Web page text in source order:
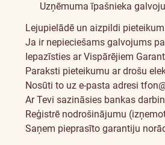
Uzņēmuma īpašnieka
Lejupielādē un aizpildi
Ja ir nepieciešams galvojums
Iepazīsties arVispārējiem
Paraksti pieteikumu ar drošu
Nosūti to uz e-pasta adresi
Ar Tevi sazināsies bankas
Reģistrē nodrošinājumu
Saņem pieprasīto garantiju